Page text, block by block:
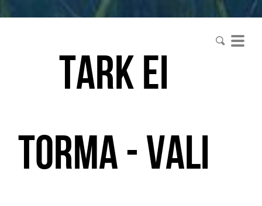
tark ei
torma - vali